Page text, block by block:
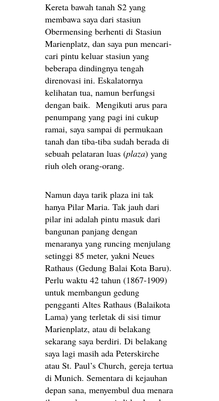
Kereta bawah tanah S2 yang
membawa saya dari stasiun
Obermensing berhenti di Stasiun
Marienplatz, dan saya pun mencari-
cari pintu keluar stasiun yang
beberapa dindingnya tengah
direnovasi ini. Eskalatornya
kelihatan tua, namun berfungsi
dengan baik. Mengikuti arus para
penumpang yang pagi ini cukup
ramai, saya sampai di permukaan
tanah dan tiba-tiba sudah berada di
sebuah pelataran luas (plaza) yang
riuh oleh orang-orang.
Namun daya tarik plaza ini tak
hanya Pilar Maria. Tak jauh dari
pilar ini adalah pintu masuk dari
bangunan panjang dengan
menaranya yang runcing menjulang
setinggi 85 meter, yakni Neues
Rathaus (Gedung Balai Kota Baru).
Perlu waktu 42 tahun (1867-1909)
untuk membangun gedung
pengganti Altes Rathaus (Balaikota
Lama) yang terletak di sisi timur
Marienplatz, atau di belakang
sekarang saya berdiri. Di belakang
saya lagi masih ada Peterskirche
atau St. Paul’s Church, gereja tertua
di Munich. Sementara di kejauhan
depan sana, menyembul dua menara